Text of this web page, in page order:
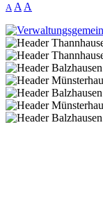
A A A